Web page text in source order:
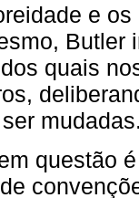
e
Butler
quais
questão